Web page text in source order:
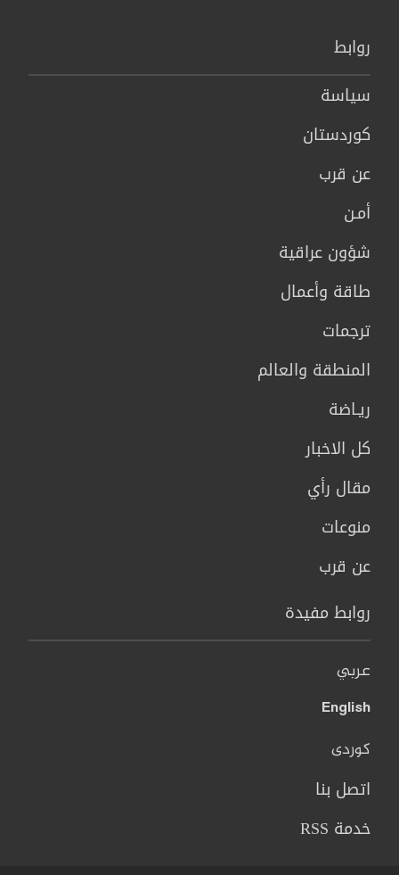
روابط
سیاسة
كوردستان
عن قرب
أمـن
شؤون عراقية
طاقة وأعمال
ترجمات
المنطقة والعالم
ريـاضة
كل الاخبار
مقال رأي
منوعات
عن قرب
روابط مفيدة
عربي
English
کوردی
اتصل بنا
خدمة RSS